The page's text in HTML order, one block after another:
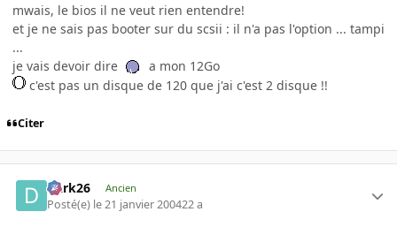
mwais, le bios il ne veut rien entendre!
et je ne sais pas booter sur du scsii : il n'a pas l'option ... tampi
...
je vais devoir dire
a mon 12Go
c'est pas un disque de 120 que j'ai c'est 2 disque !!
Citer
Dark26 Ancien
Posté(e) le 21 janvier 200422 a